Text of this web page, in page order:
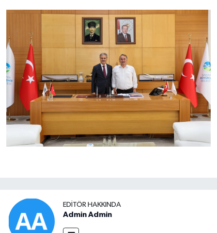
EDITÖR HAKKINDA
Admin Admin